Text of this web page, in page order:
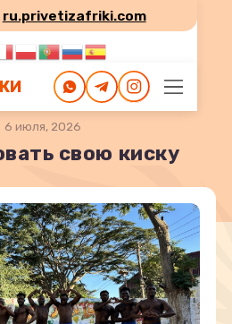
ru.privetizafriki.com
свою киску
6 июля, 2026
свою киску